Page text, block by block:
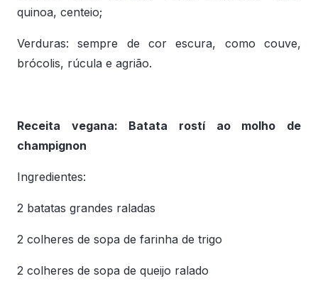
quinoa, centeio;
Verduras: sempre de cor escura, como couve,
brócolis, rúcula e agrião.
Receita vegana: Batata rostí ao molho de
champignon
Ingredientes:
2 batatas grandes raladas
2 colheres de sopa de farinha de trigo
2 colheres de sopa de queijo ralado